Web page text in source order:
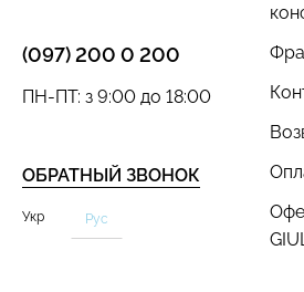
(097) 200 0 200
ОБРАТНЫЙ ЗВОНОК
ПН-ПТ: з 9:00 до 18:00
Укр Рус
Бесшовные леггинсы
LEGGINGS (черный) Giulia
482 грн.689 грн.
Giulia
179